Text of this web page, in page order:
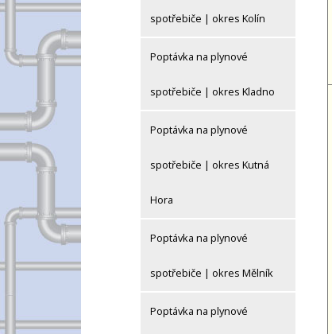
spotřebiče | okres Kolín
Poptávka na plynové
spotřebiče | okres Kladno
Poptávka na plynové
spotřebiče | okres Kutná
Hora
Poptávka na plynové
spotřebiče | okres Mělník
Poptávka na plynové